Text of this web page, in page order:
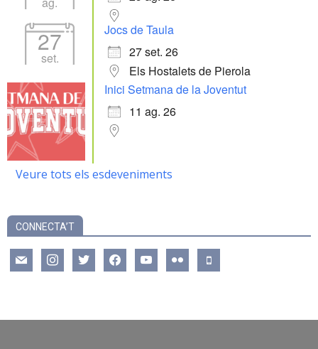
27
set.
Jocs de Taula
27 set. 26
Els Hostalets de Pierola
Inici Setmana de la Joventut
11 ag. 26
Veure tots els esdeveniments
CONNECTA’T
mail instagramtwitter facebookyoutube flickr mobile